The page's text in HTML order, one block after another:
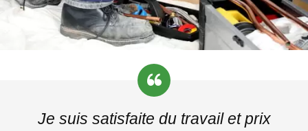
Je suis satisfaite du travail et prix